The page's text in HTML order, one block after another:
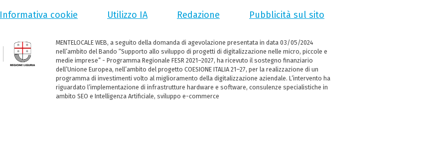
Informativa cookie Utilizzo IA Redazione Pubblicità sul sito
MENTELOCALE WEB, a seguito della domanda di agevolazione presentata in data 03/05/2024
nell’ambito del Bando “Supporto allo sviluppo di progetti di digitalizzazione nelle micro, piccole e
medie imprese” - Programma Regionale FESR 2021–2027, ha ricevuto il sostegno finanziario
dell’Unione Europea, nell’ambito del progetto COESIONE ITALIA 21–27, per la realizzazione di un
programma di investimenti volto al miglioramento della digitalizzazione aziendale. L’intervento ha
riguardato l’implementazione di infrastrutture hardware e software, consulenze specialistiche in
ambito SEO e Intelligenza Artificiale, sviluppo e-commerce